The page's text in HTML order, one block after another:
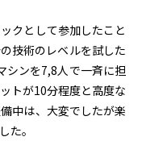
クとして参加したこと
技術のレベルを試した
シンを7,8人で一斉に担
トが10分程度と高度な
中は、大変でしたが楽
た。